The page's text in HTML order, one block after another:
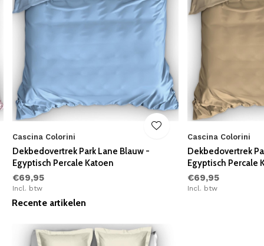
Cascina Colorini
Dekbedovertrek Park Lane Blauw -
Egyptisch Percale Katoen
€69,95
Incl. btw
Cascina Colorini
Dekbedovertrek
Egyptisch Percale
€69,95
Incl. btw
Recente artikelen